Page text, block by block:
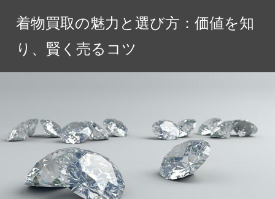
キ
着物買取の魅力と選び方：価値を知
り、賢く売るコツ